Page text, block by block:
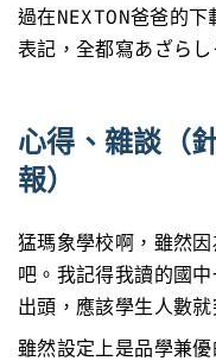
過在NEXTON爸爸的
表記，全都寫あざらし
心得、雜談（
報）
猛瑪象學校啊，雖然
吧。我記得我讀的國
出頭，應該學生人數
雖然設定上是品學兼